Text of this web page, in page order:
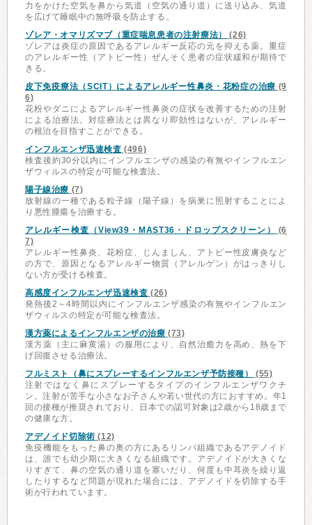
力をかけた空気を鼻から気道（空気の通り道）に送り込み、気道
を広げて睡眠中の無呼吸を防止する。
ゾレア・オマリズマブ（重症喘息患者の注射療法）
(26)
ゾレアは炎症の原因であるアレルギー反応の元を抑える薬。重症
のアレルギー性（アトピー性）ぜんそく患者の症状緩和が期待で
きる。
皮下免疫療法（SCIT）によるアレルギー性鼻炎・花粉症の治療 (9
6)
花粉やダニによるアレルギー性鼻炎の症状を改善するための注射
による治療法。対症療法とは異なり即効性はないが、アレルギー
の根治を目指すことができる。
インフルエンザ迅速検査 (496)
検査後約30分以内にインフルエンザの感染の有無やインフルエン
ザウィルスの特定が可能な検査法。
陽子線治療 (7)
放射線の一種である粒子線（陽子線）を病巣に照射することによ
り悪性腫瘍を治療する。
アレルギー検査（View39・MAST36・ドロップスクリーン）
(6
7)
アレルギー性鼻炎、花粉症、じんましん、アトピー性皮膚炎など
の方で、原因となるアレルギー物質（アレルゲン）がはっきりし
ない方が受ける検査。
高感度インフルエンザ迅速検査 (26)
発熱後2～4時間以内にインフルエンザ感染の有無やインフルエン
ザウィルスの特定が可能な検査法。
漢方薬によるインフルエンザの治療 (73)
漢方薬（主に麻黄湯）の服用により、自然治癒力を高め、熱を下
げ回復させる治療法。
フルミスト（鼻にスプレーするインフルエンザ予防接種）
(55)
注射ではなく鼻にスプレーするタイプのインフルエンザワクチ
ン。注射が苦手な小さなお子さんや若い世代の方におすすめ。年1
回の接種が推奨されており、日本での認可対象は2歳から18歳まで
の健康な方。
アデノイド切除術 (12)
免疫機能をもった鼻の奥の方にあるリンパ組織であるアデノイド
は、誰でも幼少期に大きくなる組織です。アデノイドが大きくな
りすぎて、鼻の空気の通り道を塞いだり、何度も中耳炎を繰り返
したりするなど問題が現れた場合には、アデノイドを切除する手
術が行われています。